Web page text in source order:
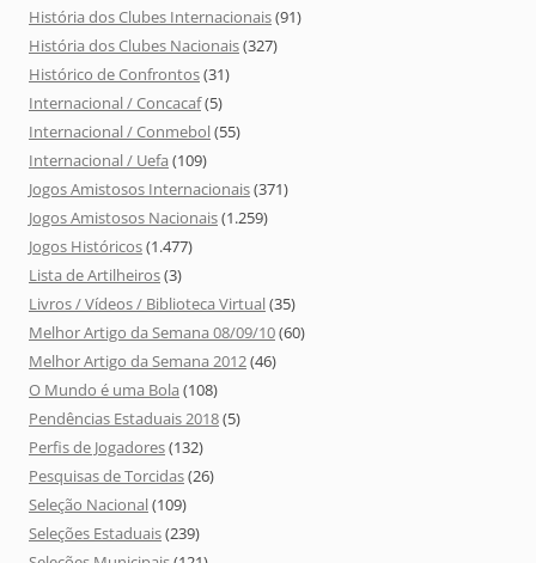
História dos Clubes Internacionais(91)
História dos Clubes Nacionais(327)
Histórico de Confrontos(31)
Internacional / Concacaf(5)
Internacional / Conmebol(55)
Internacional / Uefa (109)
Jogos Amistosos Internacionais(371)
Jogos Amistosos Nacionais(1.259)
Jogos Históricos(1.477)
Lista de Artilheiros(3)
Livros / Vídeos / Biblioteca Virtual(35)
Melhor Artigo da Semana 08/09/10(60)
Melhor Artigo da Semana 2012(46)
O Mundo é uma Bola (108)
Pendências Estaduais 2018(5)
Perfis de Jogadores(132)
Pesquisas de Torcidas(26)
Seleção Nacional(109)
Seleções Estaduais(239)